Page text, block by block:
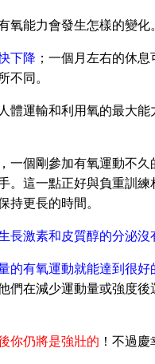
有氧能力會發生怎樣的變化
下降 ；一個月左右的休
不同。
體運輸和利用氧的最大能
一個剛參加有氧運動不久
。這一點正好與負重訓
持更長的時間。
長激素和皮質醇的分泌沒
的有氧運動就能達到很好
們在減少運動量或強度
你仍將是強壯的 ！不過